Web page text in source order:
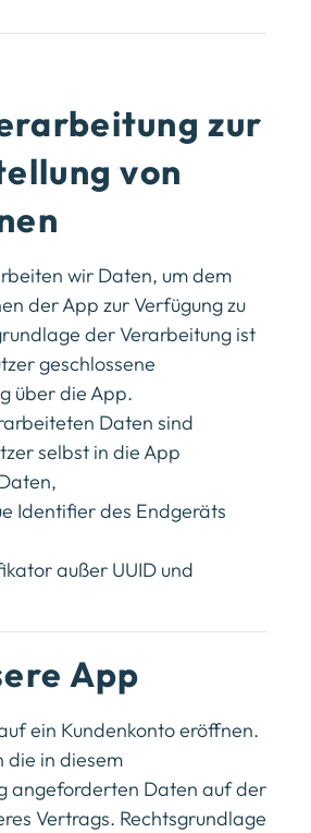
zur
von
wir Daten, um dem
der App zur Verfügung zu
der Verarbeitung ist
geschlossene
über die App.
Daten sind
selbst in die App
Identifier des Endgeräts
außer UUID und
App
ein Kundenkonto eröffnen.
die in diesem
angeforderten Daten auf der
Vertrags. Rechtsgrundlage